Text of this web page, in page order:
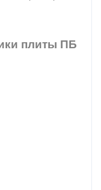
плиты ПБ